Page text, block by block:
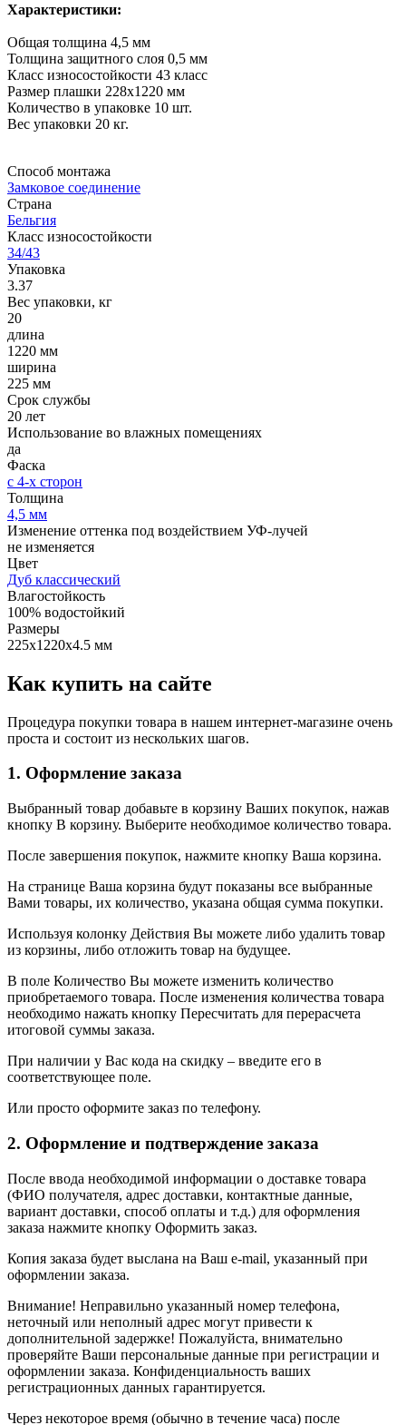
Характеристики:
Общая толщина 4,5 мм
Толщина защитного слоя 0,5 мм
Класс износостойкости 43 класс
Размер плашки 228х1220 мм
Количество в упаковке 10 шт.
Вес упаковки 20 кг.
Способ монтажа
Замковое соединение
Страна
Бельгия
Класс износостойкости
34/43
Упаковка
3.37
Вес упаковки, кг
20
длина
1220 мм
ширина
225 мм
Срок службы
20 лет
Использование во влажных помещениях
да
Фаска
с 4-х сторон
Толщина
4,5 мм
Изменение оттенка под воздействием УФ-лучей
не изменяется
Цвет
Дуб классический
Влагостойкость
100% водостойкий
Размеры
225х1220х4.5 мм
Как купить на сайте
Процедура покупки товара в нашем интернет-магазине очень
проста и состоит из нескольких шагов.
1. Оформление заказа
Выбранный товар добавьте в корзину Ваших покупок, нажав
кнопку В корзину. Выберите необходимое количество товара.
После завершения покупок, нажмите кнопку Ваша корзина.
На странице Ваша корзина будут показаны все выбранные
Вами товары, их количество, указана общая сумма покупки.
Используя колонку Действия Вы можете либо удалить товар
из корзины, либо отложить товар на будущее.
В поле Количество Вы можете изменить количество
приобретаемого товара. После изменения количества товара
необходимо нажать кнопку Пересчитать для перерасчета
итоговой суммы заказа.
При наличии у Вас кода на скидку – введите его в
соответствующее поле.
Или просто оформите заказ по телефону.
2. Оформление и подтверждение заказа
После ввода необходимой информации о доставке товара
(ФИО получателя, адрес доставки, контактные данные,
вариант доставки, способ оплаты и т.д.) для оформления
заказа нажмите кнопку Оформить заказ.
Копия заказа будет выслана на Ваш e-mail, указанный при
оформлении заказа.
Внимание! Неправильно указанный номер телефона,
неточный или неполный адрес могут привести к
дополнительной задержке! Пожалуйста, внимательно
проверяйте Ваши персональные данные при регистрации и
оформлении заказа. Конфиденциальность ваших
регистрационных данных гарантируется.
Через некоторое время (обычно в течение часа) после